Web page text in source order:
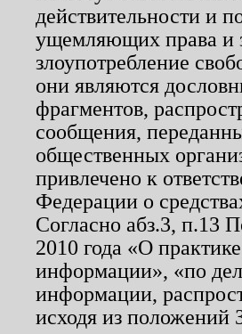
действительности и
ущемляющих права и
злоупотребление
они являются
фрагментов,
сообщения,
общественных
привлечено к
Федерации о
Согласно абз.3, п.13
2010 года «О
информации», «по
информации,
исходя из положений